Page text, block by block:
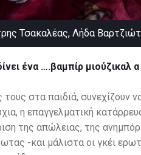
Τσακαλέας, Λήδα
ένα ….βαμπίρ μιούζικαλ α
στα παιδιά, συνεχίζουν
η επαγγελματική
της απώλειας, της
-και μάλιστα οι γκέι